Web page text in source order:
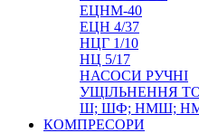
ЕЦНМ-40
ЕЦН 4/37
НЦГ 1/10
НЦ 5/17
НАСОСИ РУЧНІ
УЩІЛЬНЕННЯ
Ш; ШФ; НМШ;
КОМПРЕСОРИ